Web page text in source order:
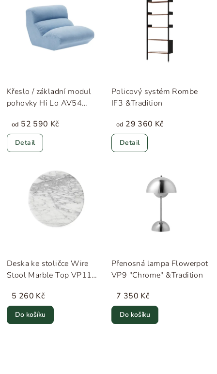
Křeslo / základní modul
pohovky Hi Lo AV54
od 52 590 Kč
Detail
Policový systém Rombe
IF3 &Tradition
od 29 360 Kč
Detail
Deska ke stoličce Wire
Stool Marble Top VP11
5 260 Kč
Do košíku
Přenosná lampa Flowerpot
VP9 "Chrome" &Tradition
7 350 Kč
Do košíku